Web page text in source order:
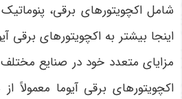
شامل اکچویتورهای برقی،
اینجا بیشتر به اکچویتورهای برقی
مزایای متعدد خود در صنایع مختلف
اکچویتورهای برقی آیوما معمولاً